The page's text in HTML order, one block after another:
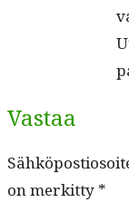
Vastaa
on merkitty *